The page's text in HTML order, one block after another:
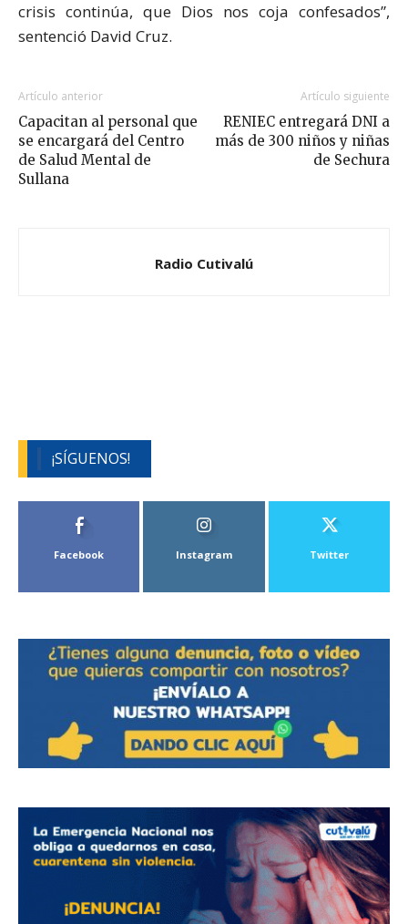
crisis continúa, que Dios nos coja confesados”,
sentenció David Cruz.
Artículo anterior
Capacitan al personal que
se encargará del Centro
de Salud Mental de
Sullana
Artículo siguiente
RENIEC entregará DNI a
más de 300 niños y niñas
de Sechura
Radio Cutivalú
¡SÍGUENOS!